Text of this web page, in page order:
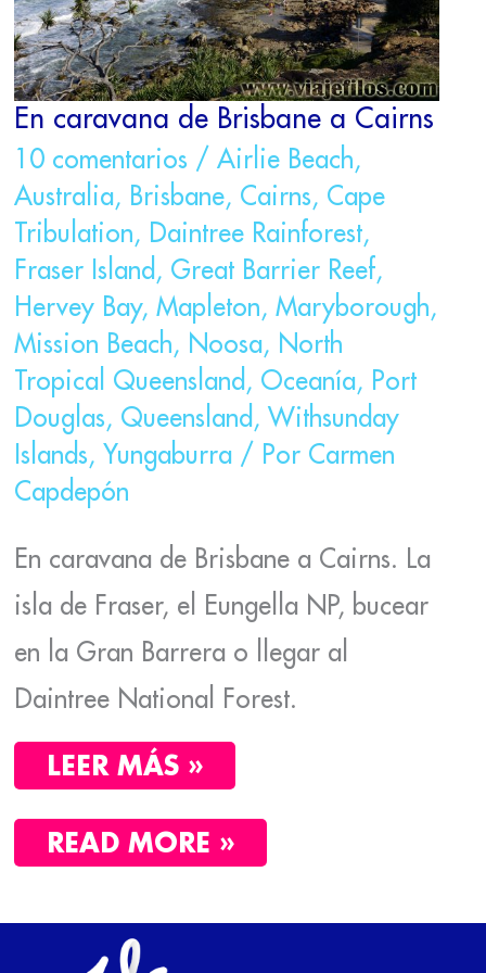
En caravana de Brisbane a Cairns
10 comentarios / Airlie Beach,
Australia, Brisbane, Cairns, Cape
Tribulation, Daintree Rainforest,
Fraser Island , Great Barrier Reef,
Hervey Bay, Mapleton, Maryborough,
Mission Beach, Noosa, North
Tropical Queensland , Oceanía, Port
Douglas, Queensland , Withsunday
Islands, Yungaburra/ Por Carmen
Capdepón
En caravana de Brisbane a Cairns. La
isla de Fraser, el Eungella NP, bucear
en la Gran Barrera o llegar al
Daintree National Forest.
LEER MÁS »
READ MORE »